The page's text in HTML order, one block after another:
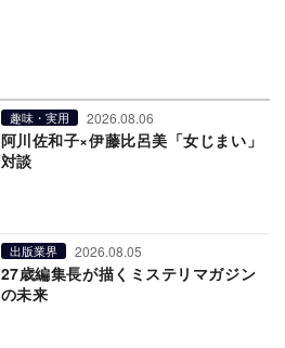
趣味・実用 2026.08.06
阿川佐和子×伊藤比呂美「女じまい」
対談
出版業界 2026.08.05
27歳編集長が描くミステリマガジン
の未来